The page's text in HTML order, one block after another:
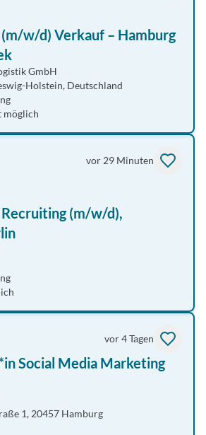
w/d) Verkauf – Hamburg
GmbH
Holstein, Deutschland
möglich
vor 29 Minuten
(m/w/d),
vor 4 Tagen
Social Media Marketing
1, 20457 Hamburg